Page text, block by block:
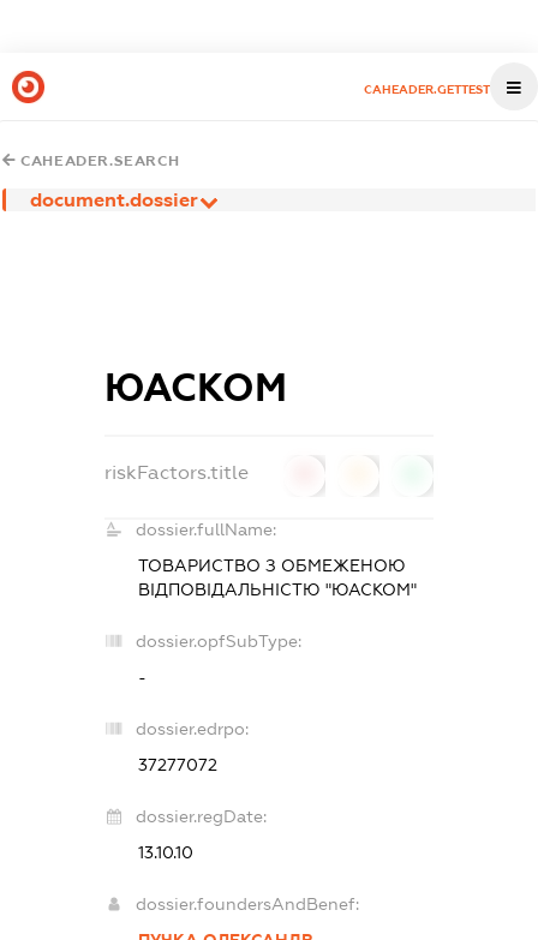
CAHEADER.GETTEST
CAHEADER.SEARCH
document.dossier
ЮАСКОМ
riskFactors.title
dossier.fullName:
ТОВАРИСТВО З ОБМЕЖЕНОЮ
ВІДПОВІДАЛЬНІСТЮ "ЮАСКОМ"
dossier.opfSubType:
-
dossier.edrpo:
37277072
dossier.regDate:
13.10.10
dossier.foundersAndBenef: